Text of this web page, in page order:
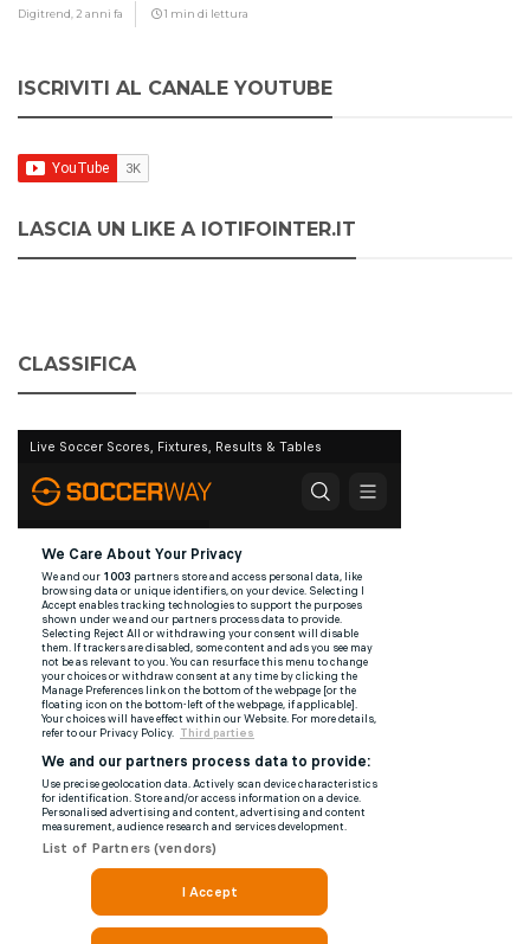
Digitrend, 2 anni fa 1 min di lettura
ISCRIVITI AL CANALE YOUTUBE
LASCIA UN LIKE A IOTIFOINTER.IT
CLASSIFICA